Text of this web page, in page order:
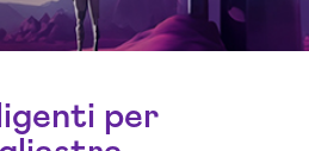
per